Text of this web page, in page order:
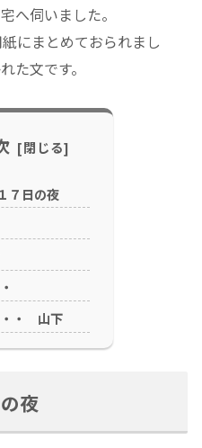
へ伺いました。
にまとめておられまし
た文です。
７日の夜
・・ 山下
夜